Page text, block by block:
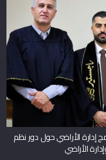
إدارة الأراضي حول دور نظم
الأراضي